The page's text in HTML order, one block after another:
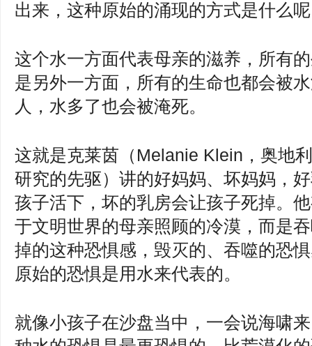
出来，这种原始的涌现的方式是什么
这个水一方面代表母亲的滋养，所有
是另外一方面，所有的生命也都会被
人，水多了也会被淹死。
这就是克莱茵（Melanie Klein，奥地
研究的先驱）讲的好妈妈、坏妈妈，
孩子活下，坏的乳房会让孩子死掉。
于文明世界的母亲照顾的冷漠，而是
掉的这种恐惧感，毁灭的、吞噬的恐
原始的恐惧是用水来代表的。
就像小孩子在沙盘当中，一会说海啸